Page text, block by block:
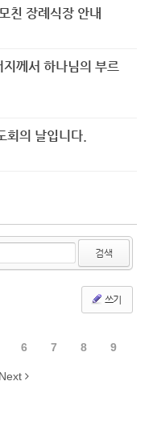
친 장례식장 안내
께서 하나님의 부르
의 날입니다.
검색
쓰기
6 7 8 9
Next